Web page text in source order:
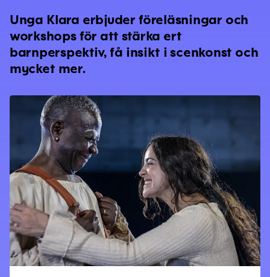
Unga Klara erbjuder föreläsningar och
workshops för att stärka ert
barnperspektiv, få insikt i scenkonst och
mycket mer.